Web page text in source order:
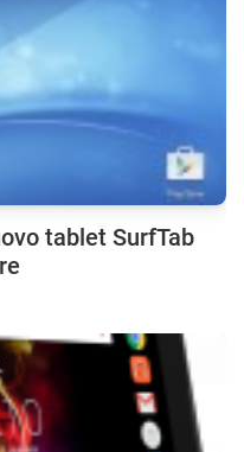
tablet SurfTab